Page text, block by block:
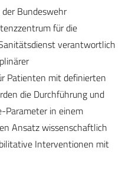
Bundeswehr
für die
verantwortlich
Patienten mit definierten
die Durchführung und
Parameter in einem
Ansatz wissenschaftlich
Interventionen mit